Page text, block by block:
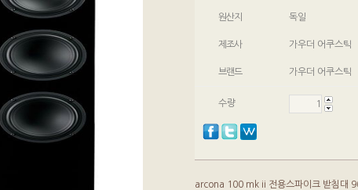
원산지 독일
제조사 가우더 어쿠스틱
브랜드 가우더 어쿠스틱
수량
arcona 100 mk ii 전용스파이크 받침대